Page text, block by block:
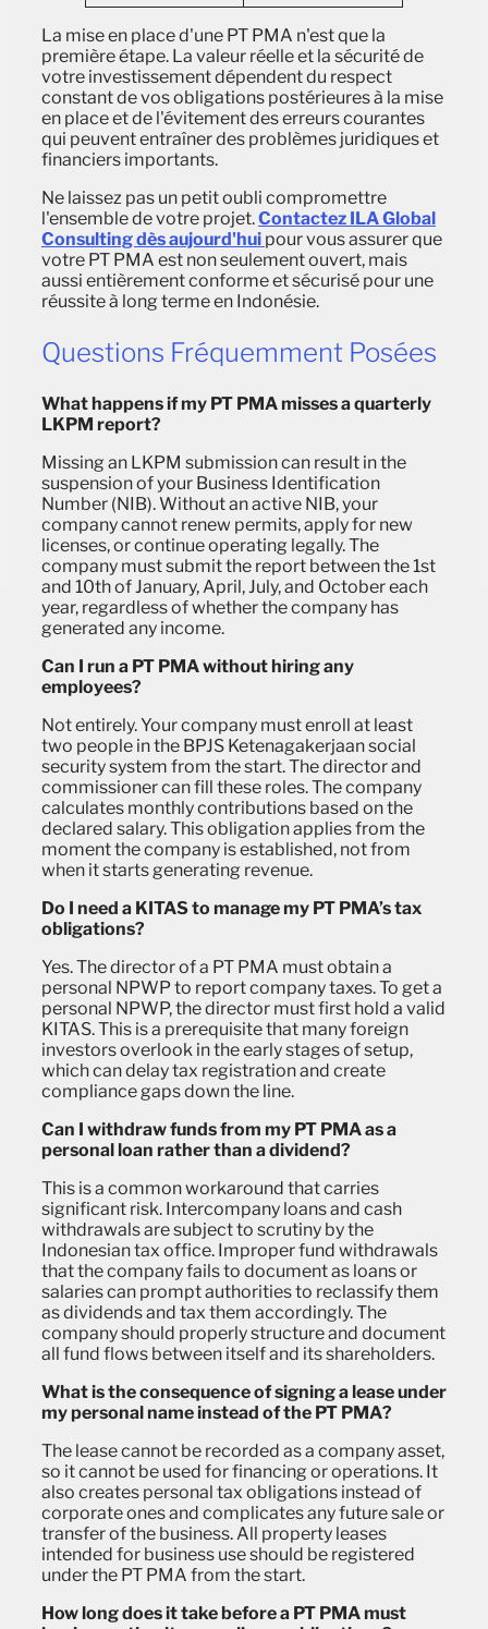
La mise en place d'une PT PMA n'est que la
première étape. La valeur réelle et la sécurité de
votre investissement dépendent du respect
constant de vos obligations postérieures à la mise
en place et de l'évitement des erreurs courantes
qui peuvent entraîner des problèmes juridiques et
financiers importants.
Ne laissez pas un petit oubli compromettre
l'ensemble de votre projet.Contactez ILA Global
Consulting dès aujourd'hui pour vous assurer que
votre PT PMA est non seulement ouvert, mais
aussi entièrement conforme et sécurisé pour une
réussite à long terme en Indonésie.
Questions Fréquemment Posées
What happens if my PT PMA misses a quarterly
LKPM report?
Missing an LKPM submission can result in the
suspension of your Business Identification
Number (NIB). Without an active NIB, your
company cannot renew permits, apply for new
licenses, or continue operating legally. The
company must submit the report between the 1st
and 10th of January, April, July, and October each
year, regardless of whether the company has
generated any income.
Can I run a PT PMA without hiring any
employees?
Not entirely. Your company must enroll at least
two people in the BPJS Ketenagakerjaan social
security system from the start. The director and
commissioner can fill these roles. The company
calculates monthly contributions based on the
declared salary. This obligation applies from the
moment the company is established, not from
when it starts generating revenue.
Do I need a KITAS to manage my PT PMA’s tax
obligations?
Yes. The director of a PT PMA must obtain a
personal NPWP to report company taxes. To get a
personal NPWP, the director must first hold a valid
KITAS. This is a prerequisite that many foreign
investors overlook in the early stages of setup,
which can delay tax registration and create
compliance gaps down the line.
Can I withdraw funds from my PT PMA as a
personal loan rather than a dividend?
This is a common workaround that carries
significant risk. Intercompany loans and cash
withdrawals are subject to scrutiny by the
Indonesian tax office. Improper fund withdrawals
that the company fails to document as loans or
salaries can prompt authorities to reclassify them
as dividends and tax them accordingly. The
company should properly structure and document
all fund flows between itself and its shareholders.
What is the consequence of signing a lease under
my personal name instead of the PT PMA?
The lease cannot be recorded as a company asset,
so it cannot be used for financing or operations. It
also creates personal tax obligations instead of
corporate ones and complicates any future sale or
transfer of the business. All property leases
intended for business use should be registered
under the PT PMA from the start.
How long does it take before a PT PMA must